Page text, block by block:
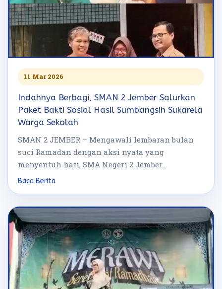
11 Mar 2026
Indahnya Berbagi, SMAN 2 Jember Salurkan
Paket Bakti Sosial Hasil Sumbangsih Sukarela
Warga Sekolah
SMAN 2 JEMBER – Mengawali lembaran bulan
suci Ramadan dengan aksi nyata yang
menyentuh hati, SMA Negeri 2 Jember
menggelar […]
Baca Berita